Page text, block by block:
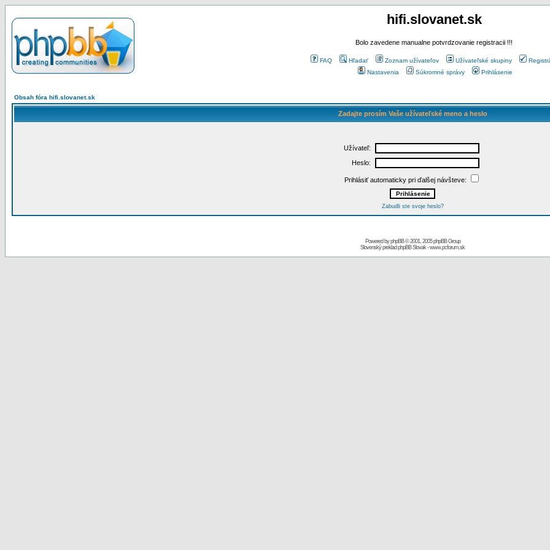
hifi.slovanet.sk
Bolo zavedene manualne potvrdzovanie registracii !!!
FAQ Hľadať Zoznam užívateľov Užívateľské skupiny
Nastavenia
Súkromné správy Prihlásenie
Obsah fóra hifi.slovanet.sk
Zadajte prosím Vaše užívateľské meno a heslo
Užívateľ:
Heslo:
Prihlásiť automaticky pri ďalšej návšteve:
Zabudli ste svoje heslo?
Powered byphpBB© 2001, 2005 phpBB Group
Slovenský preklad phpBB Slovak-www.pcforum.sk